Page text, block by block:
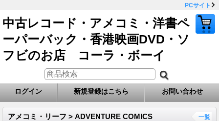
PCサイト
中古レコード・アメコミ・洋書ペ
ーパーバック・香港映画DVD・ソ
フビのお店 コーラ・ボーイ
ログイン 新規登録はこちら お問い合わせ
アメコミ・リーフ > ADVENTURE COMICS 一覧